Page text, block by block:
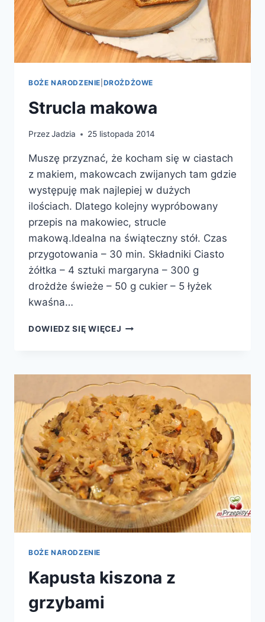
BOŻE NARODZENIE DROŻDŻOWE
Strucla makowa
PrzezJadzia 25 listopada 2014
Muszę przyznać, że kocham się w ciastach
z makiem, makowcach zwijanych tam gdzie
występuję mak najlepiej w dużych
ilościach. Dlatego kolejny wypróbowany
przepis na makowiec, strucle
makową.Idealna na świąteczny stół. Czas
przygotowania – 30 min. Składniki Ciasto
żółtka – 4 sztuki margaryna – 300 g
drożdże świeże – 50 g cukier – 5 łyżek
kwaśna…
DOWIEDZ SIĘ WIĘCEJ STRUCLA
BOŻE NARODZENIE
Kapusta kiszona z
grzybami